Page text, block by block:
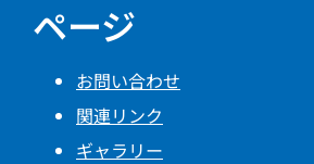
ページ
お問い合わせ
関連リンク
ギャラリー